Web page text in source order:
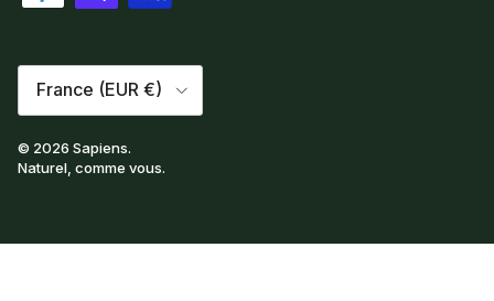
France (EUR €)
© 2026 Sapiens.
Naturel, comme vous.